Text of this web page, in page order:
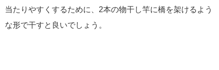
当たりやすくするために、2本の物干し竿に橋を架けるよう
な形で干すと良いでしょう。